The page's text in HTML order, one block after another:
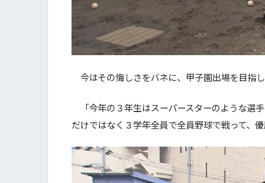
今はその悔しさをバネに、甲子園出場を目指し
「今年の３年生はスーパースターのような選
だけではなく３学年全員で全員野球で戦って、